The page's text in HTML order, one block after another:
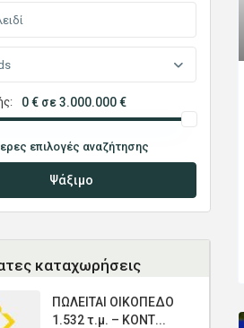
0 € σε 3.000.000 €
επιλογές αναζήτησης
Ψάξιμο
καταχωρήσεις
ΠΩΛΕΙΤΑΙ ΟΙΚΟΠΕΔΟ
1.532 τ.μ. – ΚΟΝΤ...